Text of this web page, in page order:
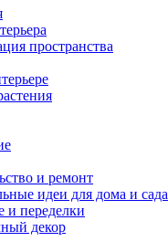
пространства
и ремонт
идеи для дома и сада
и переделки
декор